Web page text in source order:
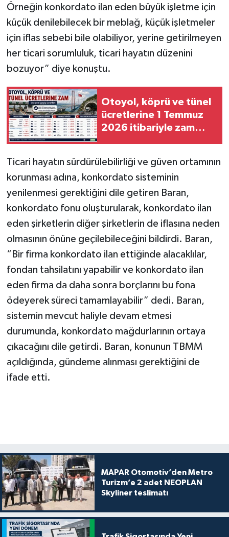
Örneğin konkordato ilan eden büyük işletme için
küçük denilebilecek bir meblağ, küçük işletmeler
için iflas sebebi bile olabiliyor, yerine getirilmeyen
her ticari sorumluluk, ticari hayatın düzenini
bozuyor” diye konuştu.
Otoyol, köprü ve tünel
ücretlerine 1 Temmuz
2026 itibariyle zam
Ticari hayatın sürdürülebilirliği ve güven ortamının
korunması adına, konkordato sisteminin
yenilenmesi gerektiğini dile getiren Baran,
konkordato fonu oluşturularak, konkordato ilan
eden şirketlerin diğer şirketlerin de iflasına neden
olmasının önüne geçilebileceğini bildirdi. Baran,
“Bir firma konkordato ilan ettiğinde alacaklılar,
fondan tahsilatını yapabilir ve konkordato ilan
eden firma da daha sonra borçlarını bu fona
ödeyerek süreci tamamlayabilir” dedi. Baran,
sistemin mevcut haliyle devam etmesi
durumunda, konkordato mağdurlarının ortaya
çıkacağını dile getirdi. Baran, konunun TBMM
açıldığında, gündeme alınması gerektiğini de
ifade etti.
MAPAR Otomotiv’den Metro
Turizm’e 2 adet NEOPLAN
Skyliner teslimatı